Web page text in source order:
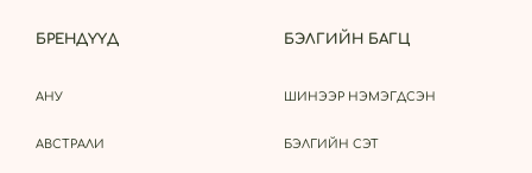
БРЕНДҮҮД
АНУ
АВСТРАЛИ
БЭЛГИЙН БАГЦ
ШИНЭЭР НЭМЭГДСЭН
БЭЛГИЙН СЭТ